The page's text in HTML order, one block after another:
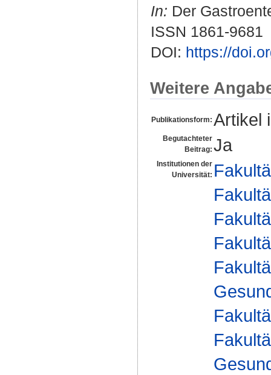
In: Der
ISSN 1861-9681
DOI: https://
Weitere
Publikationsform: Artikel
Begutachteter
Beitrag: Ja
Institutionen der
Universität: